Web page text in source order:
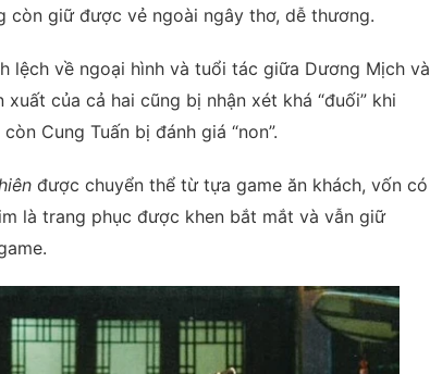
còn giữ được vẻ ngoài ngây thơ, dễ thương.
lệch về ngoại hình và tuổi tác giữa Dương Mịch và
của cả hai cũng bị nhận xét khá “đuối” khi
Cung Tuấn bị đánh giá “non”.
được chuyển thể từ tựa game ăn khách, vốn có
là trang phục được khen bắt mắt và vẫn giữ